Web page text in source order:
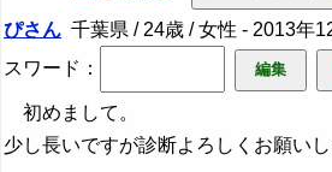
ぴさん 千葉県 / 24歳 / 女性 - 2013年
スワード：
初めまして。
少し長いですが診断よろしくお願いし